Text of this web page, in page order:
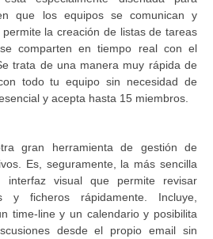
que los equipos se comunican y
la creación de listas de tareas
comparten en tiempo real con el
trata de una manera muy rápida de
todo tu equipo sin necesidad de
y acepta hasta 15 miembros.
gran herramienta de gestión de
Es, seguramente, la más sencilla
visual que permite revisar
y ficheros rápidamente. Incluye,
time-line y un calendario y posibilita
desde el propio email sin